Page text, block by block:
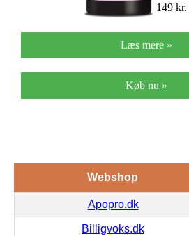
149 kr.
Læs mere »
Køb nu »
Webshop
Apopro.dk
Billigvoks.dk